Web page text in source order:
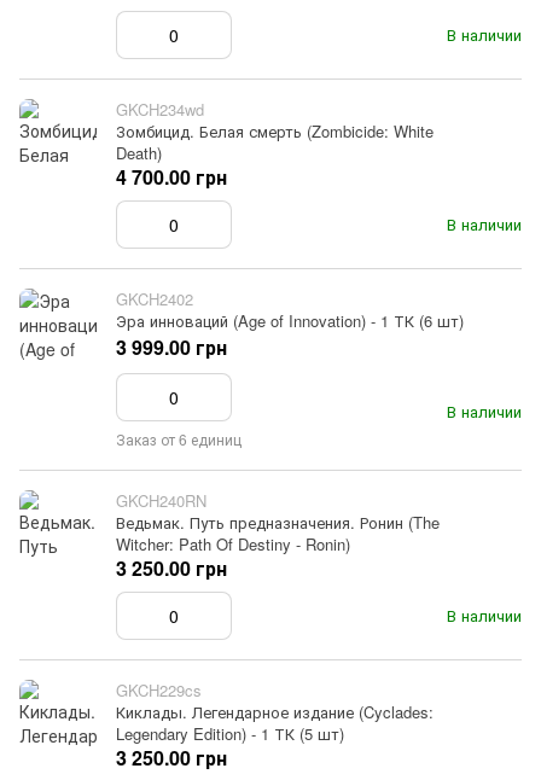
В наличии
GKCH234wd
Зомбицид. Белая смерть (Zombicide: White
Death)
В наличии
4 700.00 грн
GKCH2402
Эра инноваций (Age of Innovation) - 1 ТК (6 шт)
В наличии
3 999.00 грн
Заказ от 6 единиц
GKCH240RN
Ведьмак. Путь предназначения. Ронин (The
Witcher: Path Of Destiny - Ronin)
В наличии
3 250.00 грн
GKCH229cs
Киклады. Легендарное издание (Cyclades:
Legendary Edition) - 1 ТК (5 шт)
3 250.00 грн